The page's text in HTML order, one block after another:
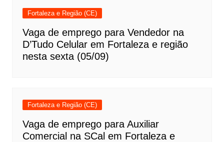
Fortaleza e Região (CE)
Vaga de emprego para Vendedor na
D’Tudo Celular em Fortaleza e região
nesta sexta (05/09)
Fortaleza e Região (CE)
Vaga de emprego para Auxiliar
Comercial na SCal em Fortaleza e